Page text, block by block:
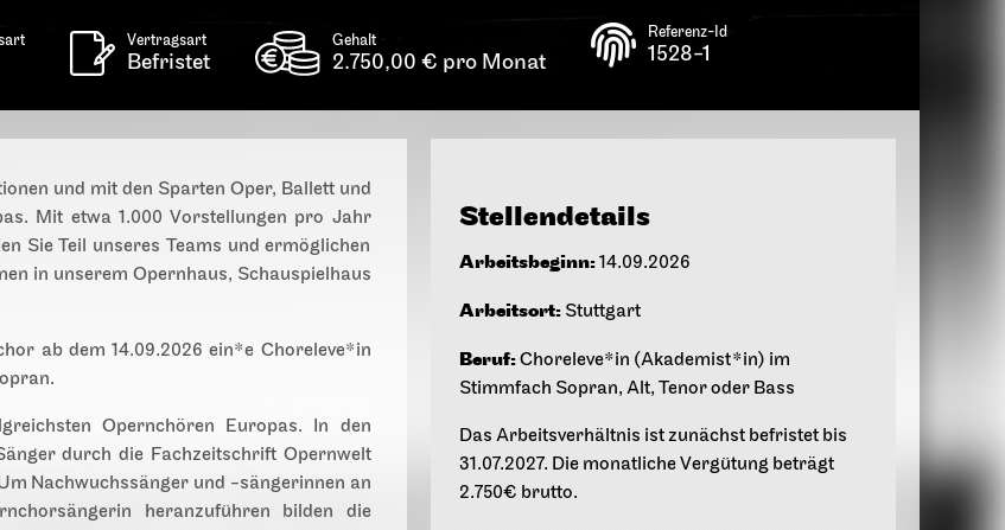
Vertragsart
Befristet
Gehalt
2.750,00 € pro Monat
Referenz-Id
1528-1
und mit den Sparten Oper, Ballett und
Mit etwa 1.000 Vorstellungen pro Jahr
Sie Teil unseres Teams und ermöglichen
in unserem Opernhaus, Schauspielhaus
ab dem 14.09.2026 ein*e Choreleve*in
Opernchören Europas. In den
durch die Fachzeitschrift Opernwelt
Nachwuchssänger und -sängerinnen an
heranzuführen bilden die
Stellendetails
Arbeitsbeginn:14.09.2026
Arbeitsort: Stuttgart
Beruf:Choreleve*in (Akademist*in) im
Stimmfach Sopran, Alt, Tenor oder Bass
Das Arbeitsverhältnis ist zunächst befristet bis
31.07.2027. Die monatliche Vergütung beträgt
2.750€ brutto.